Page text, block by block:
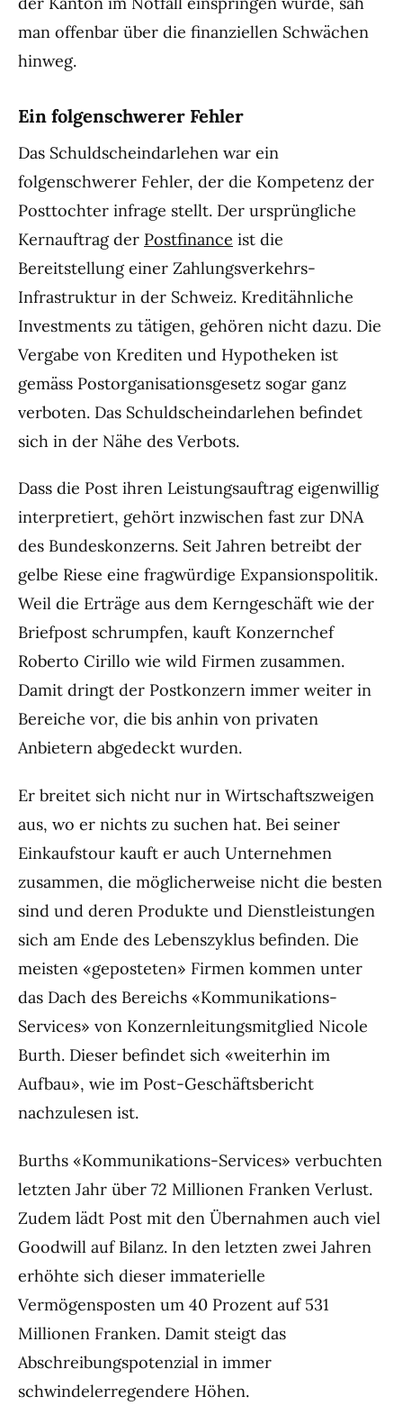
man offenbar über die finanziellen Schwächen
hinweg.
Ein folgenschwerer Fehler
Das Schuldscheindarlehen war ein
folgenschwerer Fehler, der die Kompetenz der
Posttochter infrage stellt. Der ursprüngliche
Kernauftrag der Postfinance ist die
Bereitstellung einer Zahlungsverkehrs-
Infrastruktur in der Schweiz. Kreditähnliche
Investments zu tätigen, gehören nicht dazu. Die
Vergabe von Krediten und Hypotheken ist
gemäss Postorganisationsgesetz sogar ganz
verboten. Das Schuldscheindarlehen befindet
sich in der Nähe des Verbots.
Dass die Post ihren Leistungsauftrag eigenwillig
interpretiert, gehört inzwischen fast zur DNA
des Bundeskonzerns. Seit Jahren betreibt der
gelbe Riese eine fragwürdige Expansionspolitik.
Weil die Erträge aus dem Kerngeschäft wie der
Briefpost schrumpfen, kauft Konzernchef
Roberto Cirillo wie wild Firmen zusammen.
Damit dringt der Postkonzern immer weiter in
Bereiche vor, die bis anhin von privaten
Anbietern abgedeckt wurden.
Er breitet sich nicht nur in Wirtschaftszweigen
aus, wo er nichts zu suchen hat. Bei seiner
Einkaufstour kauft er auch Unternehmen
zusammen, die möglicherweise nicht die besten
sind und deren Produkte und Dienstleistungen
sich am Ende des Lebenszyklus befinden. Die
meisten «geposteten» Firmen kommen unter
das Dach des Bereichs «Kommunikations-
Services» von Konzernleitungsmitglied Nicole
Burth. Dieser befindet sich «weiterhin im
Aufbau», wie im Post-Geschäftsbericht
nachzulesen ist.
Burths «Kommunikations-Services» verbuchten
letzten Jahr über 72 Millionen Franken Verlust.
Zudem lädt Post mit den Übernahmen auch viel
Goodwill auf Bilanz. In den letzten zwei Jahren
erhöhte sich dieser immaterielle
Vermögensposten um 40 Prozent auf 531
Millionen Franken. Damit steigt das
Abschreibungspotenzial in immer
schwindelerregendere Höhen.